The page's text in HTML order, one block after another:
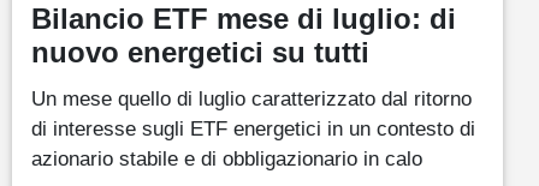
Bilancio ETF mese di luglio: di
nuovo energetici su tutti
Un mese quello di luglio caratterizzato dal ritorno
di interesse sugli ETF energetici in un contesto di
azionario stabile e di obbligazionario in calo